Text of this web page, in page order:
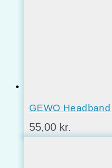
GEWO Headband
55,00 kr.